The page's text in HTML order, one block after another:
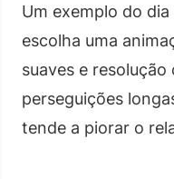
Um exemplo do
escolha uma
suaves e
perseguições
tende a piorar o